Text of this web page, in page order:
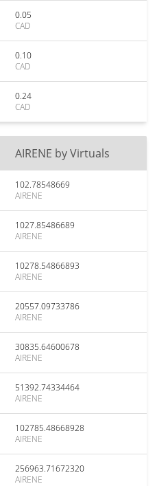
0.05
CAD
0.10
CAD
0.24
CAD
AIRENE by Virtuals
102.78548669
AIRENE
1027.85486689
AIRENE
10278.54866893
AIRENE
20557.09733786
AIRENE
30835.64600678
AIRENE
51392.74334464
AIRENE
102785.48668928
AIRENE
256963.71672320
AIRENE